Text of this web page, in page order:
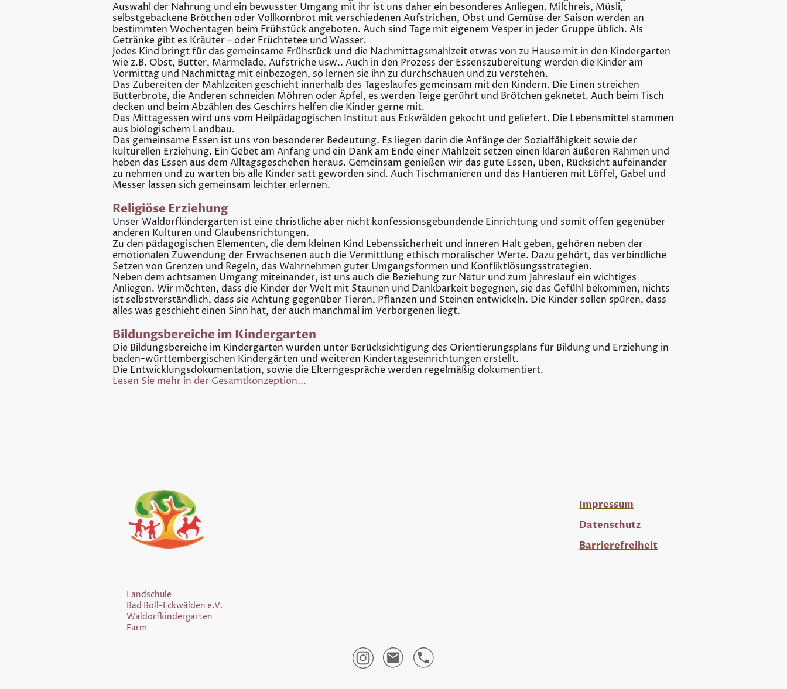
Auswahl der Nahrung und ein bewusster Umgang mit ihr ist uns daher ein besonderes Anliegen. Milchreis, Müsli,
selbstgebackene Brötchen oder Vollkornbrot mit verschiedenen Aufstrichen, Obst und Gemüse der Saison werden an
bestimmten Wochentagen beim Frühstück angeboten. Auch sind Tage mit eigenem Vesper in jeder Gruppe üblich. Als
Getränke gibt es Kräuter – oder Früchtetee und Wasser.
Jedes Kind bringt für das gemeinsame Frühstück und die Nachmittagsmahlzeit etwas von zu Hause mit in den Kindergarten
wie z.B. Obst, Butter, Marmelade, Aufstriche usw.. Auch in den Prozess der Essenszubereitung werden die Kinder am
Vormittag und Nachmittag mit einbezogen, so lernen sie ihn zu durchschauen und zu verstehen.
Das Zubereiten der Mahlzeiten geschieht innerhalb des Tageslaufes gemeinsam mit den Kindern. Die Einen streichen
Butterbrote, die Anderen schneiden Möhren oder Äpfel, es werden Teige gerührt und Brötchen geknetet. Auch beim Tisch
decken und beim Abzählen des Geschirrs helfen die Kinder gerne mit.
Das Mittagessen wird uns vom Heilpädagogischen Institut aus Eckwälden gekocht und geliefert. Die Lebensmittel stammen
aus biologischem Landbau.
Das gemeinsame Essen ist uns von besonderer Bedeutung. Es liegen darin die Anfänge der Sozialfähigkeit sowie der
kulturellen Erziehung. Ein Gebet am Anfang und ein Dank am Ende einer Mahlzeit setzen einen klaren äußeren Rahmen und
heben das Essen aus dem Alltagsgeschehen heraus. Gemeinsam genießen wir das gute Essen, üben, Rücksicht aufeinander
zu nehmen und zu warten bis alle Kinder satt geworden sind. Auch Tischmanieren und das Hantieren mit Löffel, Gabel und
Messer lassen sich gemeinsam leichter erlernen.
Religiöse Erziehung
Unser Waldorfkindergarten ist eine christliche aber nicht konfessionsgebundende Einrichtung und somit offen gegenüber
anderen Kulturen und Glaubensrichtungen.
Zu den pädagogischen Elementen, die dem kleinen Kind Lebenssicherheit und inneren Halt geben, gehören neben der
emotionalen Zuwendung der Erwachsenen auch die Vermittlung ethisch moralischer Werte. Dazu gehört, das verbindliche
Setzen von Grenzen und Regeln, das Wahrnehmen guter Umgangsformen und Konfliktlösungsstrategien.
Neben dem achtsamen Umgang miteinander, ist uns auch die Beziehung zur Natur und zum Jahreslauf ein wichtiges
Anliegen. Wir möchten, dass die Kinder der Welt mit Staunen und Dankbarkeit begegnen, sie das Gefühl bekommen, nichts
ist selbstverständlich, dass sie Achtung gegenüber Tieren, Pflanzen und Steinen entwickeln. Die Kinder sollen spüren, dass
alles was geschieht einen Sinn hat, der auch manchmal im Verborgenen liegt.
Bildungsbereiche im Kindergarten
Die Bildungsbereiche im Kindergarten wurden unter Berücksichtigung des Orientierungsplans für Bildung und Erziehung in
baden-württembergischen Kindergärten und weiteren Kindertageseinrichtungen erstellt.
Die Entwicklungsdokumentation, sowie die Elterngespräche werden regelmäßig dokumentiert.
Lesen Sie mehr in der Gesamtkonzeption...
Impressum
Datenschutz
Barrierefreiheit
Landschule
Bad Boll-Eckwälden e.V.
Waldorfkindergarten
Farm